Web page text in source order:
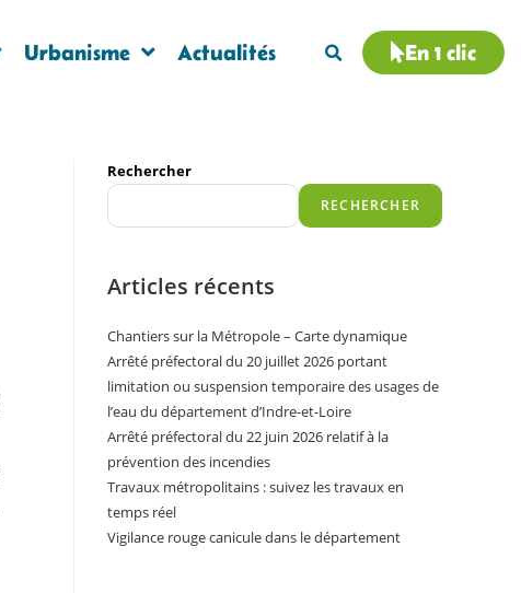
Urbanisme Actualités En 1 clic
Rechercher
RECHERCHER
Articles récents
Chantiers sur la Métropole – Carte dynamique
Arrêté préfectoral du 20 juillet 2026 portant
limitation ou suspension temporaire des usages de
l’eau du département d’Indre-et-Loire
Arrêté préfectoral du 22 juin 2026 relatif à la
prévention des incendies
Travaux métropolitains : suivez les travaux en
temps réel
Vigilance rouge canicule dans le département